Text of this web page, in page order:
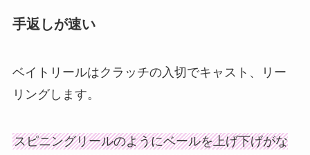
手返しが速い
ベイトリールはクラッチの入切でキャスト、リー
リングします。
スピニングリールのようにベールを上げ下げがな